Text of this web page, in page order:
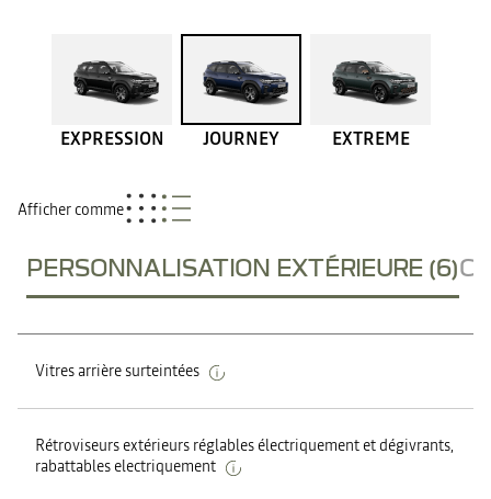
EXPRESSION JOURNEY EXTREME
Afficher comme
PERSONNALISATION EXTÉRIEURE (6)
Vitres arrière surteintées
Rétroviseurs extérieurs réglables électriquement et dégivrants,
rabattables electriquement